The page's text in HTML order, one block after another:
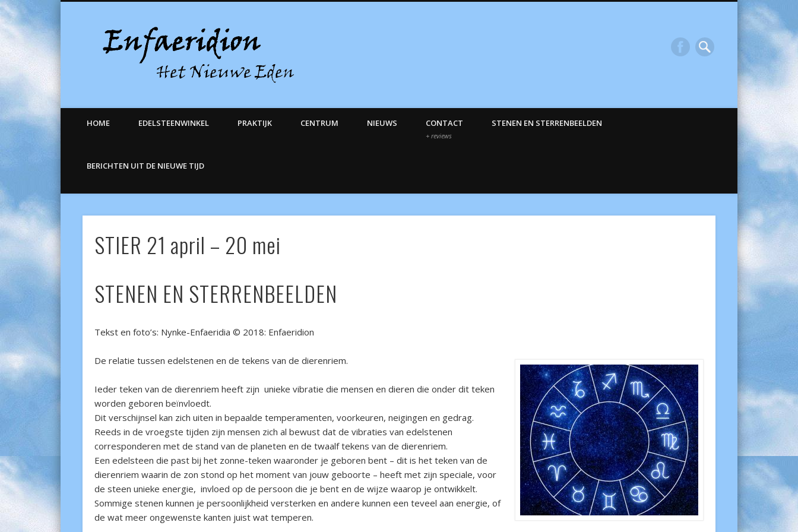
Het Nieuwe Eden
Facebook
HOME EDELSTEENWINKEL PRAKTIJK CENTRUM NIEUWS CONTACT
+ reviews
STENEN EN STERRENBEELDEN
BERICHTEN UIT DE NIEUWE TIJD
STIER 21 april – 20 mei
STENEN EN STERRENBEELDEN
Tekst en foto’s: Nynke-Enfaeridia © 2018: Enfaeridion
De relatie tussen edelstenen en de tekens van de dierenriem.
Ieder teken van de dierenriem heeft zijn unieke vibratie die mensen en dieren die onder dit teken
worden geboren beïnvloedt.
Dit verschijnsel kan zich uiten in bepaalde temperamenten, voorkeuren, neigingen en gedrag.
Reeds in de vroegste tijden zijn mensen zich al bewust dat de vibraties van edelstenen
corresponderen met de stand van de planeten en de twaalf tekens van de dierenriem.
Een edelsteen die past bij het zonne-teken waaronder je geboren bent – dit is het teken van de
dierenriem waarin de zon stond op het moment van jouw geboorte – heeft met zijn speciale, voor
de steen unieke energie, invloed op de persoon die je bent en de wijze waarop je ontwikkelt.
Sommige stenen kunnen je persoonlijkheid versterken en andere kunnen een teveel aan energie, of
de wat meer ongewenste kanten juist wat temperen.